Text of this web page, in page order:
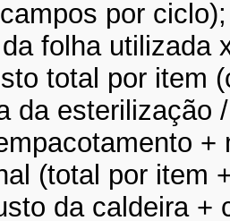
por
folha utilizada
total por item
da esterilização
+
(total por item
da caldeira +